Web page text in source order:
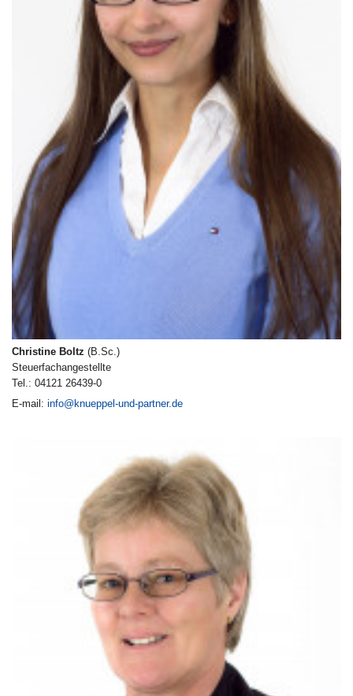
Christine Boltz (B.Sc.)
Steuerfachangestellte
Tel.: 04121 26439-0
E-mail: info@knueppel-und-partner.de